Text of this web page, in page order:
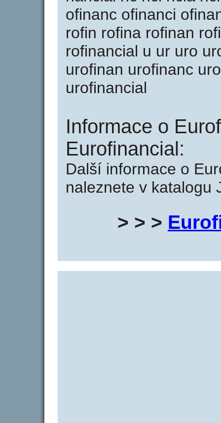
ofinanc ofinanci
rofin rofina rofinan
rofinancial u ur uro
urofinan urofinanc
urofinancial
Informace o
Eurofinancial:
Další informace o
naleznete v katalogu
> > >